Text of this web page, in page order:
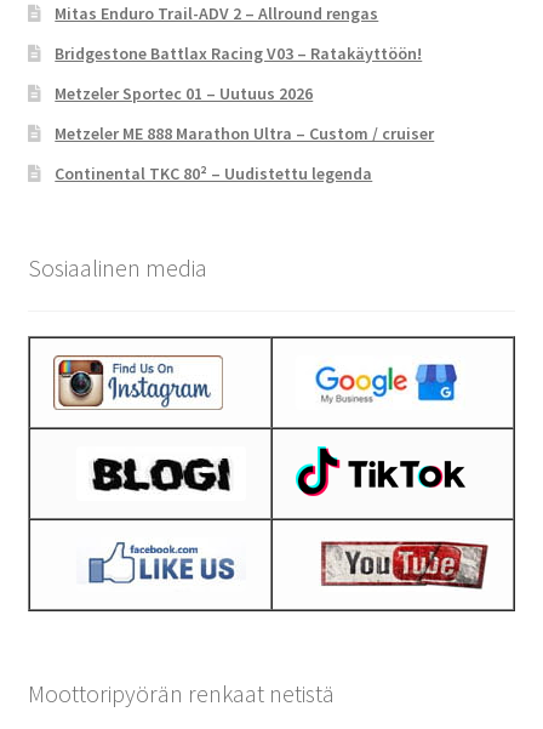
Mitas Enduro Trail-ADV 2 – Allround rengas
Bridgestone Battlax Racing V03 – Ratakäyttöön!
Metzeler Sportec 01 – Uutuus 2026
Metzeler ME 888 Marathon Ultra – Custom / cruiser
Continental TKC 80² – Uudistettu legenda
Sosiaalinen media
Moottoripyörän renkaat netistä